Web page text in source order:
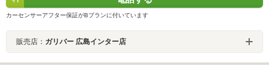
カーセンサーアフター保証がBプランに付いています
販売店： ガリバー 広島インター店